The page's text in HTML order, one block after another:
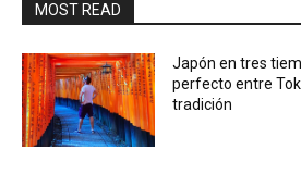
MOST READ
Japón en tres
perfecto entre
tradición